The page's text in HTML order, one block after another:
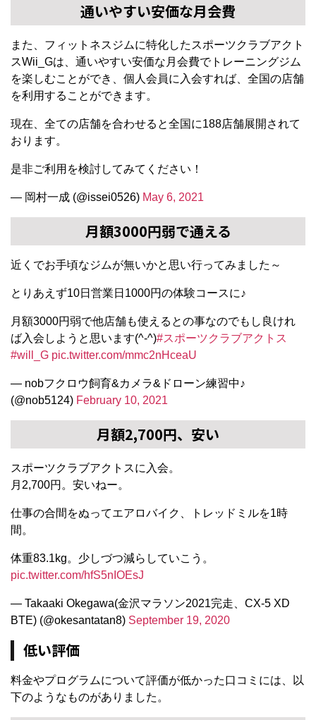
通いやすい安価な月会費
また、フィットネスジムに特化したスポーツクラブアクト
スWii_Gは、通いやすい安価な月会費でトレーニングジム
を楽しむことができ、個人会員に入会すれば、全国の店舗
を利用することができます。
現在、全ての店舗を合わせると全国に188店舗展開されて
おります。
是非ご利用を検討してみてください！
— 岡村一成 (@issei0526) May 6, 2021
月額3000円弱で通える
近くでお手頃なジムが無いかと思い行ってみました～
とりあえず10日営業日1000円の体験コースに♪
月額3000円弱で他店舗も使えるとの事なのでもし良けれ
ば入会しようと思います(^-^)#スポーツクラブアクトス
#will_G pic.twitter.com/mmc2nHceaU
— nobフクロウ飼育&カメラ&ドローン練習中♪
(@nob5124) February 10, 2021
月額2,700円、安い
スポーツクラブアクトスに入会。
月2,700円。安いねー。
仕事の合間をぬってエアロバイク、トレッドミルを1時
間。
体重83.1kg。少しづつ減らしていこう。
pic.twitter.com/hfS5nIOEsJ
— Takaaki Okegawa(金沢マラソン2021完走、CX-5 XD
BTE) (@okesantatan8) September 19, 2020
低い評価
料金やプログラムについて評価が低かった口コミには、以
下のようなものがありました。